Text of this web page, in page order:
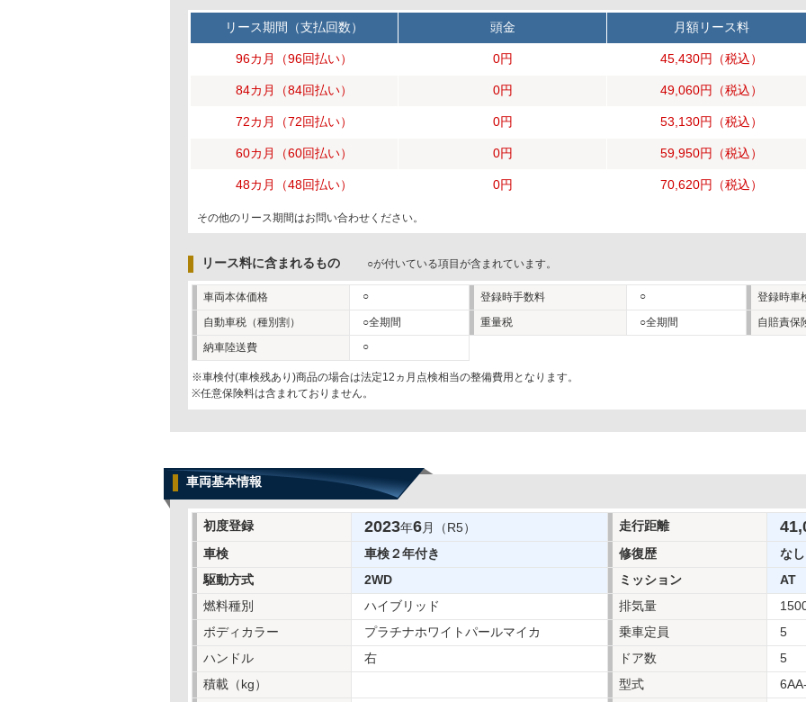
リース期間（支払回数） 頭金 月額リース料
96カ月（96回払い） 0円 45,430円 （税込）
84カ月（84回払い） 0円 49,060円 （税込）
72カ月（72回払い） 0円 53,130円 （税込）
60カ月（60回払い） 0円 59,950円 （税込）
48カ月（48回払い） 0円 70,620円 （税込）
その他のリース期間はお問い合わせください。
リース料に含まれるもの ○が付いている項目が含まれています。
車両本体価格 ○ 登録時手数料 ○ 登録時車
自動車税（種別割） ○全期間 重量税 ○全期間 自賠責保
納車陸送費
○
※車検付(車検残あり)商品の場合は法定12ヵ月点検相当の整備費用となります。
※任意保険料は含まれておりません。
車両基本情報
初度登録 2023年6月（R5） 走行距離
車検
車検２年付き 修復歴
なし
駆動方式
2WD ミッション
AT
燃料種別
ハイブリッド 排気量
ボディカラー
プラチナホワイトパールマイカ 乗車定員
5
ハンドル
右 ドア数
5
積載（kg）
型式